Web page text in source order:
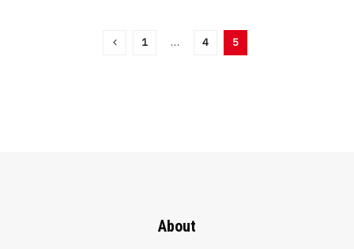
1 … 4 5
About